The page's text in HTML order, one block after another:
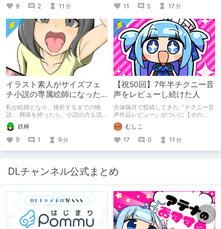
9
2 11 分
11
5 17分
イラスト素人がサイズフェ
チ小説の専属絵師になった
お話
私が絵師となり、挫折するまでの物
語。 興味を持ったら、小説の方も読
んで欲しいなって感じ 私の絵を使っ
てくれてる小説書きさんのページＵＲ
Ｌ
https://www.pixiv.net/users/341489
73/novels?p=1
鉄棒
9
1 9 分
【祝50回】7年半チクニー音
声をレビューし続けた人
大体隔月で投稿してきた『チクニー音
声作品レビュー』がついに【その
50】を迎えました！ 約7年半チクニー
し続け、おシコり報告をしてきただけ
ですけど記念は記念。 皆様への感謝
を伝えたり、これまでの投稿を振り返
ります。
むしこ
17
0 11 分
DLチャンネル公式まとめ